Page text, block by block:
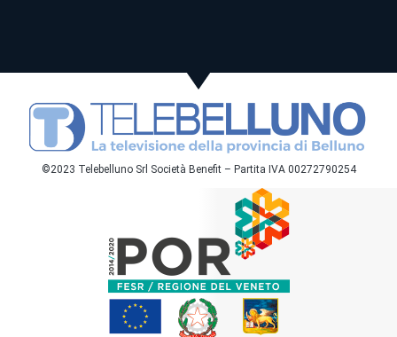
©2023 Telebelluno Srl Società Benefit – Partita IVA 00272790254